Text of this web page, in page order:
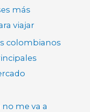
más
viajar
colombianos
me va a